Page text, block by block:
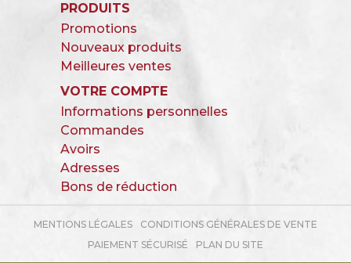
PRODUITS
Promotions
Nouveaux produits
Meilleures ventes
VOTRE COMPTE
Informations personnelles
Commandes
Avoirs
Adresses
Bons de réduction
MENTIONS LÉGALES
CONDITIONS GÉNÉRALES DE VENTE
PAIEMENT SÉCURISÉ
PLAN DU SITE